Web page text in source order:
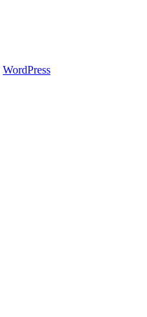
WordPress